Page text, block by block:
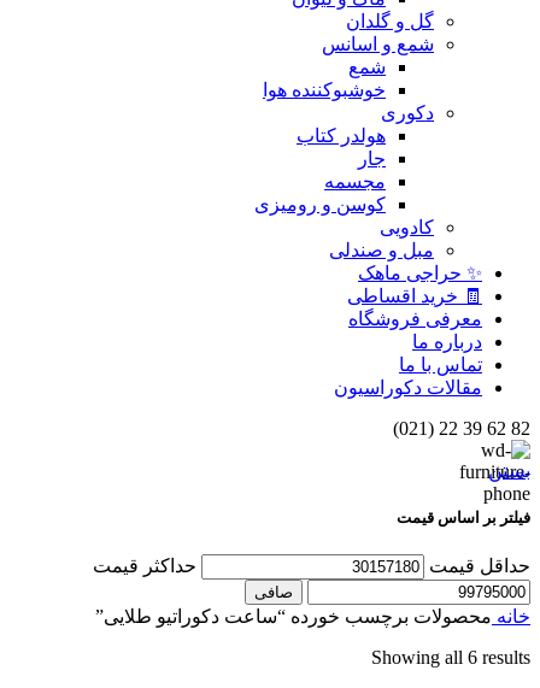
گل و گلدان
شمع و اسانس
شمع
خوشبوکننده هوا
دکوری
هولدر کتاب
جار
مجسمه
کوسن و رومیزی
کادویی
مبل و صندلی
✨ حراجی ماهک
🧾 خرید اقساطی
معرفی فروشگاه
درباره ما
تماس با ما
مقالات دکوراسیون
82 62 39 22 (021)
بستن
فیلتر بر اساس قیمت
حداقل قیمت حداكثر قيمت
صافی
خانه محصولات برچسب خورده “ساعت دکوراتیو طلایی”
Showing all 6 results